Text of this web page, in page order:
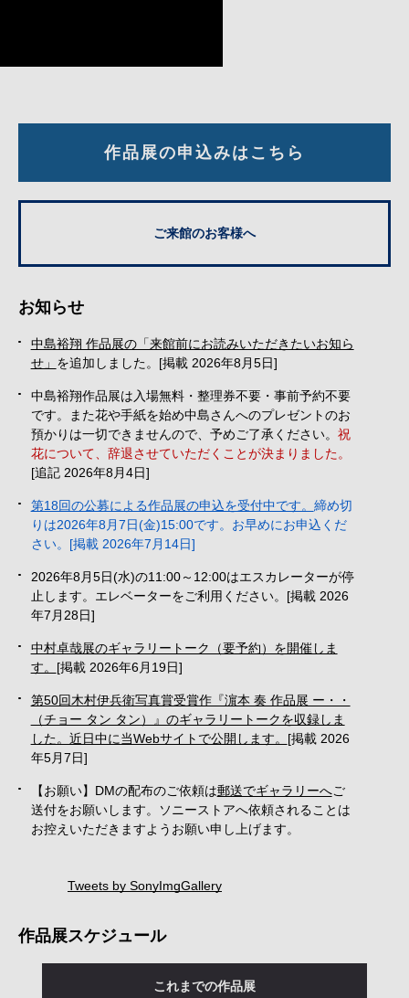
作品展の申込みはこちら
ご来館のお客様へ
お知らせ
中島裕翔 作品展の「来館前にお読みいただきたいお知ら
せ」 を追加しました。 [掲載 2026年8月5日]
中島裕翔作品展は入場無料・整理券不要・事前予約不要
です。また花や手紙を始め中島さんへのプレゼントのお
預かりは一切できませんので、予めご了承ください。 祝
花について、辞退させていただくことが決まりました。
[追記 2026年8月4日]
第18回の公募による作品展の申込を受付中です。 締め切
りは2026年8月7日(金)15:00です。お早めにお申込くだ
さい。
[掲載 2026年7月14日]
2026年8月5日(水)の11:00～12:00はエスカレーターが停
止します。エレベーターをご利用ください。
[掲載 2026
年7月28日]
中村卓哉展のギャラリートーク（要予約）を開催しま
す。
[掲載 2026年6月19日]
第50回木村伊兵衛写真賞受賞作『濵本 奏 作品展 ー・・
（チョー タン タン）』のギャラリートークを収録しま
した。近日中に当Webサイトで公開します。
[掲載 2026
年5月7日]
【お願い】DMの配布のご依頼は郵送でギャラリーへご
送付をお願いします。ソニーストアへ依頼されることは
お控えいただきますようお願い申し上げます。
Tweets by SonyImgGallery
作品展スケジュール
これまでの作品展